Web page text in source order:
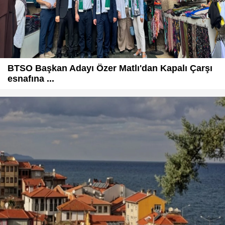
BTSO Başkan Adayı Özer Matlı'dan Kapalı Çarşı
esnafına ...